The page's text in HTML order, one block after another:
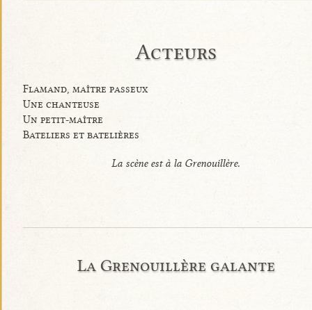
Acteurs
Flamand, maître passeux
Une chanteuse
Un petit-maître
Bateliers et batelières
La scène est à la Grenouillère.
La Grenouillère galante